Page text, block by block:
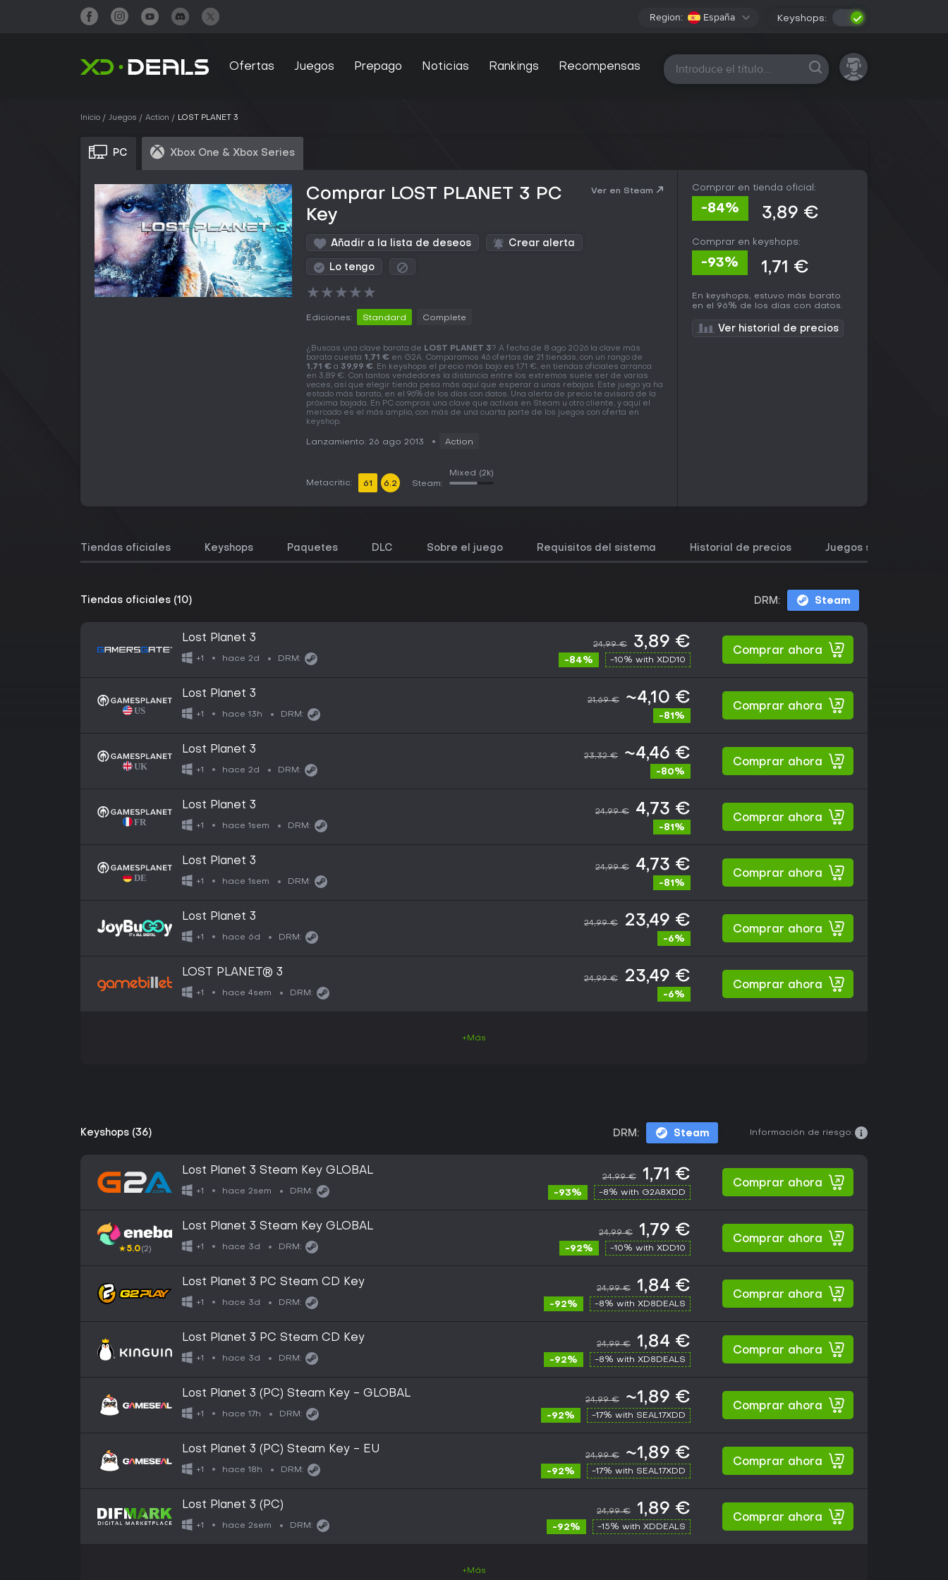
Region: España Keyshops:
Ofertas Juegos Prepago Noticias Rankings Recompensas Todas las plataformas
Inicio Juegos Action LOST PLANET 3
PC Xbox One & Xbox Series
Comprar LOST PLANET 3 PC
Key
Ver en Steam
Añadir a la lista de deseos Crear alerta
Lo tengo
★★★★★
Ediciones: Standard Complete
¿Buscas una clave barata de LOST PLANET 3? A fecha de 8 ago 2026 la clave más
barata cuesta 1,71 € en G2A. Comparamos 46 ofertas de 21 tiendas, con un rango de
1,71 € a 39,99 €. En keyshops el precio más bajo es 1,71 €, en tiendas oficiales arranca
en 3,89 €. Con tantos vendedores la distancia entre los extremos suele ser de varias
veces, así que elegir tienda pesa más aquí que esperar a unas rebajas. Este juego ya ha
estado más barato, en el 96% de los días con datos. Una alerta de precio te avisará de la
próxima bajada. En PC compras una clave que activas en Steam u otro cliente, y aquí el
mercado es el más amplio, con más de una cuarta parte de los juegos con oferta en
keyshop.
Lanzamiento: 26 ago 2013 Action
Metacritic: 61 6.2 Steam:
Mixed (2k)
Comprar en tienda oficial:
-84% 3,89 €
Comprar en keyshops:
-93% 1,71 €
En keyshops, estuvo más barato
en el 96% de los días con datos.
Ver historial de precios
Tiendas oficiales Keyshops Paquetes DLC Sobre el juego Requisitos del sistema Historial de precios Juegos similares
Tiendas oficiales (10) DRM: Steam
Lost Planet 3
+1 hace 2d DRM:
24,99 € 3,89 €
-84% -10% with XDD10
Comprar ahora
Lost Planet 3
+1 hace 13h DRM:
21,69 € ~4,10 €
-81%
Comprar ahora
Lost Planet 3
+1 hace 2d DRM:
23,32 € ~4,46 €
-80%
Comprar ahora
Lost Planet 3
+1 hace 1sem DRM:
24,99 € 4,73 €
-81%
Comprar ahora
Lost Planet 3
+1 hace 1sem DRM:
24,99 € 4,73 €
-81%
Comprar ahora
Lost Planet 3
+1 hace 6d DRM:
24,99 € 23,49 €
-6%
Comprar ahora
LOST PLANET® 3
+1 hace 4sem DRM:
24,99 € 23,49 €
-6%
Comprar ahora
+Más
Keyshops (36) DRM: Steam Información de riesgo:
Lost Planet 3 Steam Key GLOBAL
+1 hace 2sem DRM:
24,99 € 1,71 €
-93% -8% with G2A8XDD
Comprar ahora
★5.0(2)
Lost Planet 3 Steam Key GLOBAL
+1 hace 3d DRM:
24,99 € 1,79 €
-92% -10% with XDD10
Comprar ahora
Lost Planet 3 PC Steam CD Key
+1 hace 3d DRM:
24,99 € 1,84 €
-92% -8% with XD8DEALS
Comprar ahora
Lost Planet 3 PC Steam CD Key
+1 hace 3d DRM:
24,99 € 1,84 €
-92% -8% with XD8DEALS
Comprar ahora
Lost Planet 3 (PC) Steam Key - GLOBAL
+1 hace 17h DRM:
24,99 € ~1,89 €
-92% -17% with SEAL17XDD
Comprar ahora
Lost Planet 3 (PC) Steam Key - EU
+1 hace 18h DRM:
24,99 € ~1,89 €
-92% -17% with SEAL17XDD
Comprar ahora
Lost Planet 3 (PC)
+1 hace 2sem DRM:
24,99 € 1,89 €
-92% -15% with XDDEALS
Comprar ahora
+Más